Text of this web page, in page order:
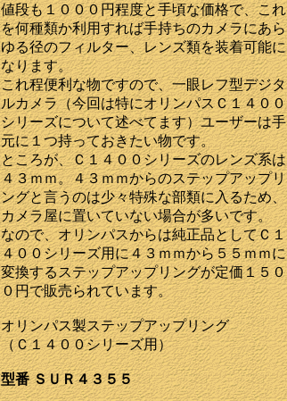
値段も１０００円程度と手頃な価格で、これ
を何種類か利用すれば手持ちのカメラにあら
ゆる径のフィルター、レンズ類を装着可能に
なります。
これ程便利な物ですので、一眼レフ型デジタ
ルカメラ（今回は特にオリンパスＣ１４００
シリーズについて述べてます）ユーザーは手
元に１つ持っておきたい物です。
ところが、Ｃ１４００シリーズのレンズ系は
４３ｍｍ。４３ｍｍからのステップアップリ
ングと言うのは少々特殊な部類に入るため、
カメラ屋に置いていない場合が多いです。
なので、オリンパスからは純正品としてＣ１
４００シリーズ用に４３ｍｍから５５ｍｍに
変換するステップアップリングが定価１５０
０円で販売られています。
オリンパス製ステップアップリング
（Ｃ１４００シリーズ用）
型番 ＳＵＲ４３５５